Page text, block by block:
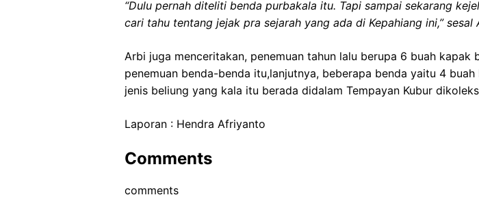
“Dulu pernah diteliti benda purbakala itu. Tapi sampai sekarang
cari tahu tentang jejak pra sejarah yang ada di Kepahiang ini,” sesal
Arbi juga menceritakan, penemuan tahun lalu berupa 6 buah
penemuan benda-benda itu,lanjutnya, beberapa benda yaitu 4
jenis beliung yang kala itu berada didalam Tempayan Kubur
Laporan : Hendra Afriyanto
Comments
comments